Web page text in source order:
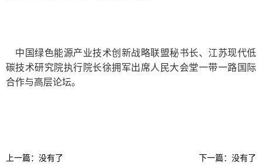
中国绿色能源产业技术创新战略联盟秘书长、江苏现代低
碳技术研究院执行院长徐拥军出席人民大会堂一带一路国际
合作与高层论坛。
上一篇：没有了 下一篇：没有了